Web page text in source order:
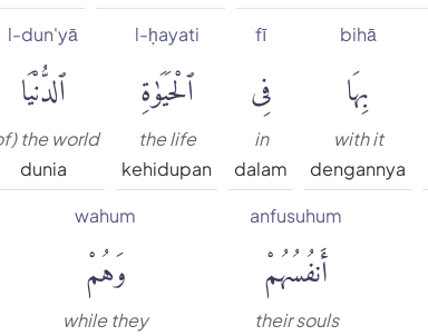
bihā
بِهَا
with it
dengannya
fī
فِى
in
dalam
l-ḥayati
ٱلْحَيَوٰةِ
the life
kehidupan
l-dun'yā
ٱلدُّنْيَا
the world
dunia
anfusuhum
أَنفُسُهُمْ
their souls
wahum
وَهُمْ
while they